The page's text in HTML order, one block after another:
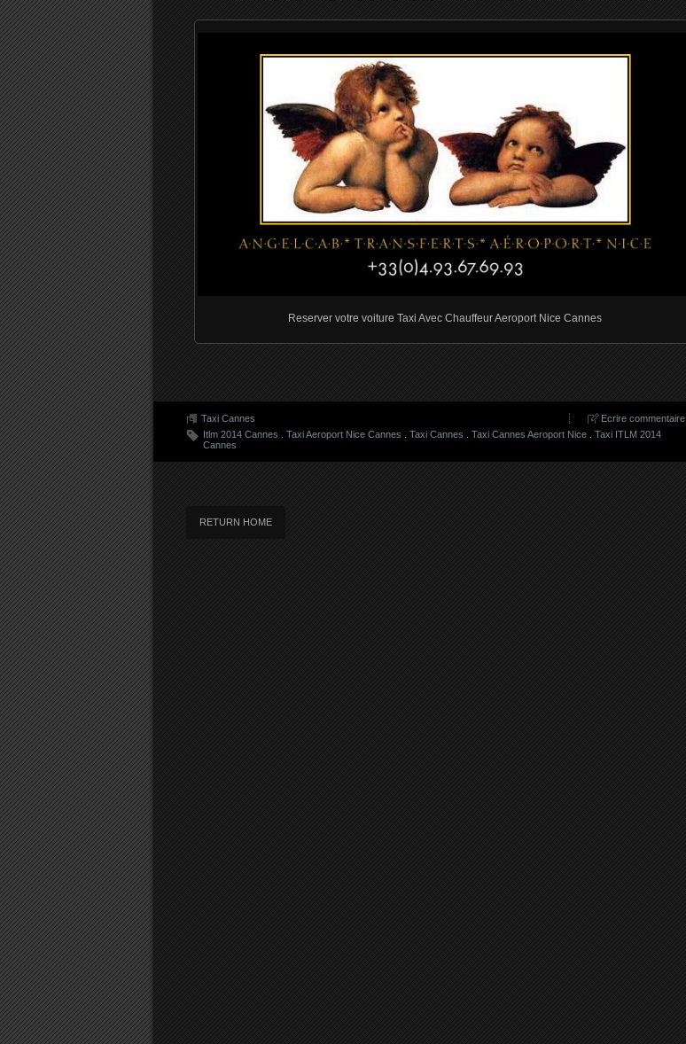
Reserver votre voiture Taxi Avec Chauffeur Aeroport Nice Cannes
Ecrire commentaire
Taxi Cannes
Itlm 2014 Cannes . Taxi Aeroport Nice Cannes . Taxi Cannes . Taxi Cannes Aeroport Nice . Taxi ITLM 2014
Cannes
RETURN HOME